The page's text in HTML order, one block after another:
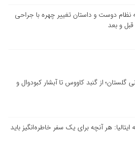
نظام دوست و داستان تغییر چهره با جراحی
و بعد
گلستان؛ از گنبد کاووس تا آبشار کبودوال و
ایتالیا: هر آنچه برای یک سفر خاطره‌انگیز باید